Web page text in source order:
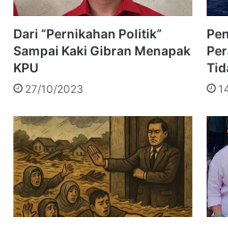
Dari “Pernikahan Politik”
Sampai Kaki Gibran Menapak
KPU
27/10/2023